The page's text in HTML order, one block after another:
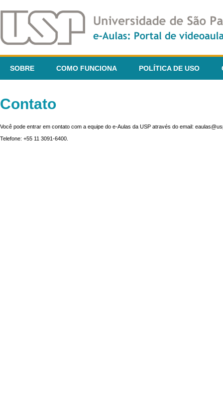
SOBRE COMO FUNCIONA POLÍTICA DE USO
Contato
Você pode entrar em contato com a equipe do e-Aulas da USP através do email:
Telefone: +55 11 3091-6400.